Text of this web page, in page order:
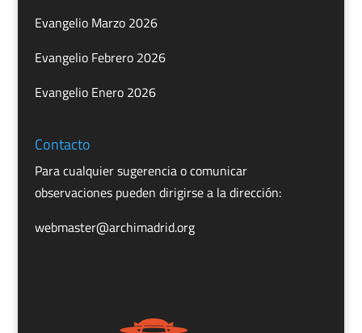
Evangelio Marzo 2026
Evangelio Febrero 2026
Evangelio Enero 2026
Contacto
Para cualquier sugerencia o comunicar
observaciones pueden dirigirse a la dirección:
webmaster@archimadrid.org